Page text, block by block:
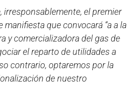
irresponsablemente, el premier
manifiesta que convocará “a a la
y comercializadora del gas de
el reparto de utilidades a
contrario, optaremos por la
de nuestro